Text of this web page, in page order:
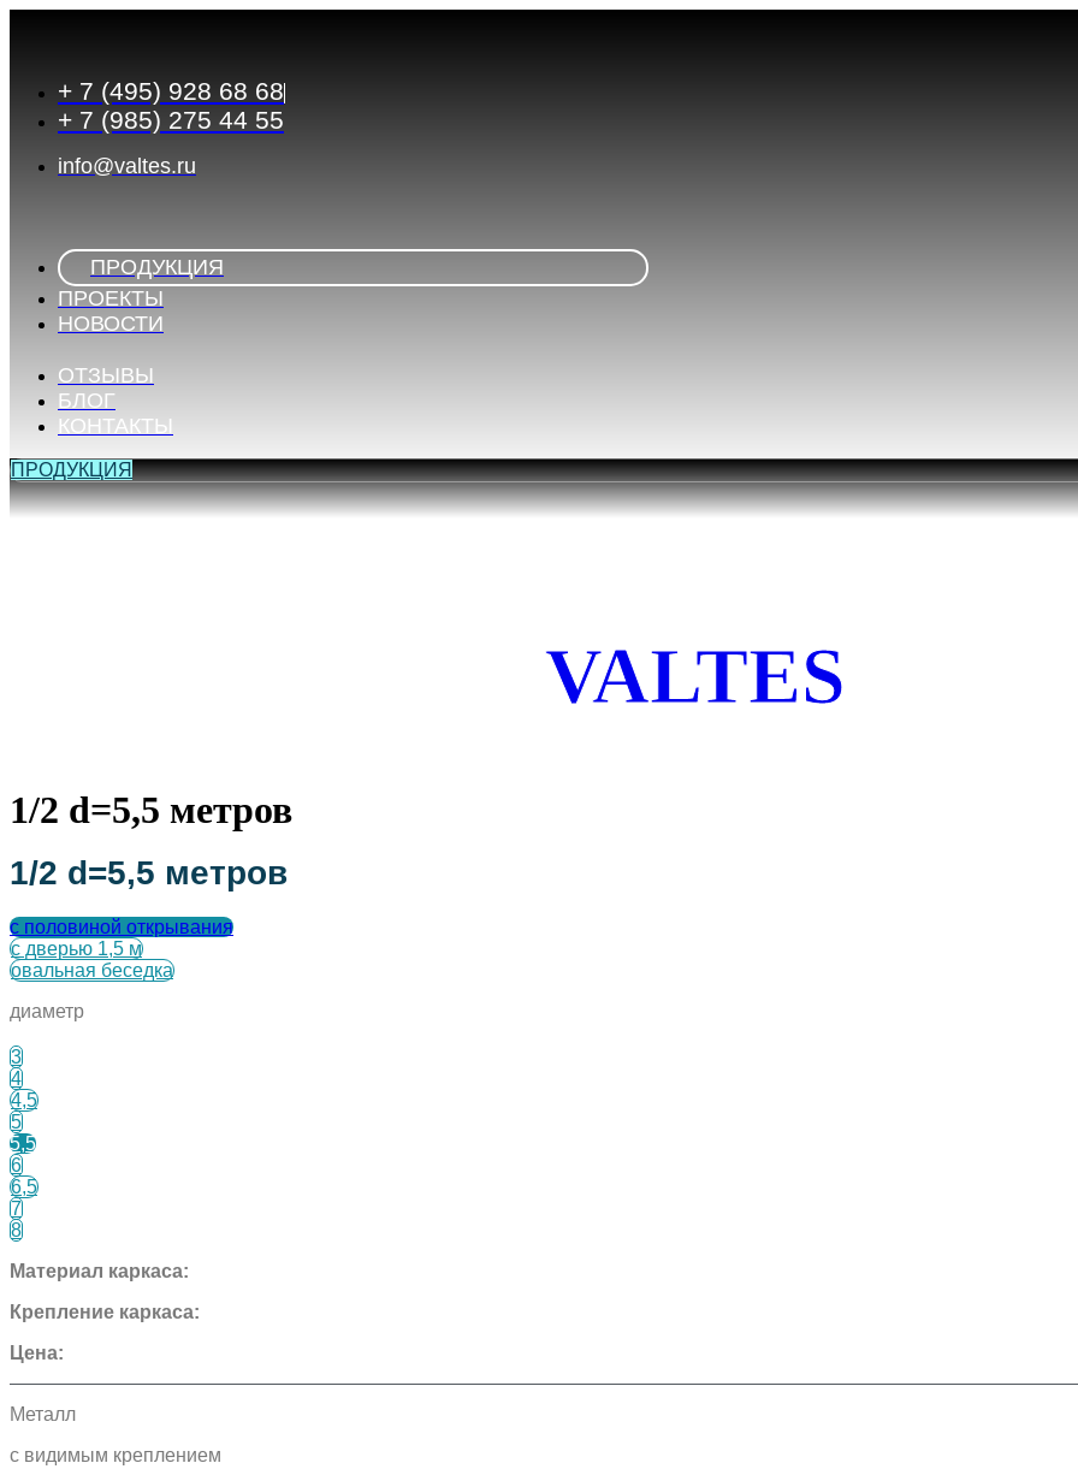
+ 7 (495) 928 68 68
+ 7 (985) 275 44 55
info@valtes.ru
ПРОДУКЦИЯ
ПРОЕКТЫ
НОВОСТИ
ОТЗЫВЫ
БЛОГ
КОНТАКТЫ
ПРОДУКЦИЯ
VALTES
1/2 d=5,5 метров
1/2 d=5,5 метров
с половиной открывания
с дверью 1,5 м
овальная беседка
диаметр
3
4
4,5
5
5,5
6
6,5
7
8
Материал каркаса:
Крепление каркаса:
Цена:
Металл
с видимым креплением